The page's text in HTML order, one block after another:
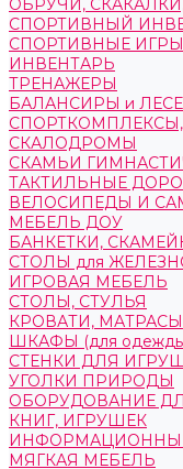
ОБРУЧИ,
СПОРТИВНЫЙ
СПОРТИВНЫЕ ИГРЫ
ИНВЕНТАРЬ
ТРЕНАЖЕРЫ
БАЛАНСИРЫ и
СКАЛОДРОМЫ
СКАМЬИ
ТАКТИЛЬНЫЕ
ВЕЛОСИПЕДЫ И
МЕБЕЛЬ ДОУ
БАНКЕТКИ,
СТОЛЫ для
ИГРОВАЯ МЕБЕЛЬ
СТОЛЫ, СТУЛЬЯ
КРОВАТИ, МАТРАСЫ
ШКАФЫ (для одежды,
СТЕНКИ ДЛЯ
УГОЛКИ ПРИРОДЫ
ОБОРУДОВАНИЕ
КНИГ, ИГРУШЕК
МЯГКАЯ МЕБЕЛЬ